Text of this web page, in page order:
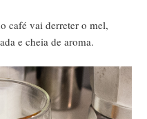
café vai derreter o mel,
e cheia de aroma.